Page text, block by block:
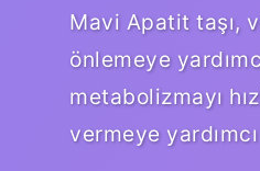
Mavi Apatit taşı,
önlemeye
metabolizmayı
vermeye